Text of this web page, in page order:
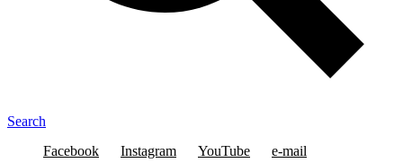
Search
Facebook
Instagram YouTube e-mail